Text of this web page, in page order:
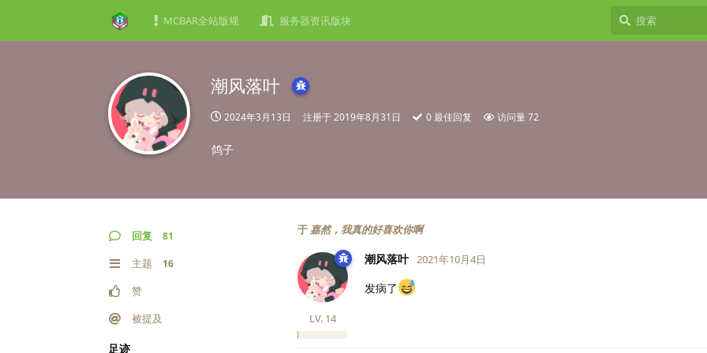
MCBAR全站版规 服务器资讯版块
潮风落叶
2024年3月13日 注册于2019年8月31日 0最佳回复 访问量72
鸽子
回复 81
主题 16
赞
被提及
足迹
于 嘉然，我真的好喜欢你啊
潮风落叶
LV. 14
2021年10月4日
发病了